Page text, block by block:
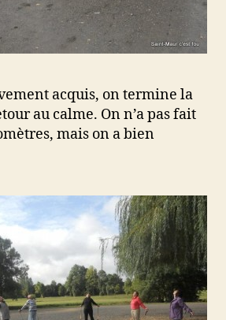
acquis, on termine la
au calme. On n’a pas fait
mais on a bien